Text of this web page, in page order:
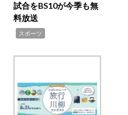
試合をBS10が今季も無
料放送
スポーツ